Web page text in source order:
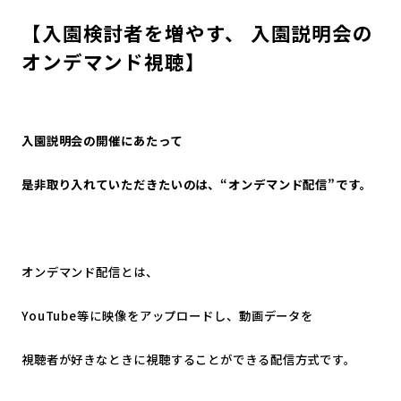
【入園検討者を増やす、 入園説明会の
オンデマンド視聴】
入園説明会の開催にあたって
是非取り入れていただきたいのは、“オンデマンド配信”です。
オンデマンド配信とは、
YouTube等に映像をアップロードし、動画データを
視聴者が好きなときに視聴することができる配信方式です。